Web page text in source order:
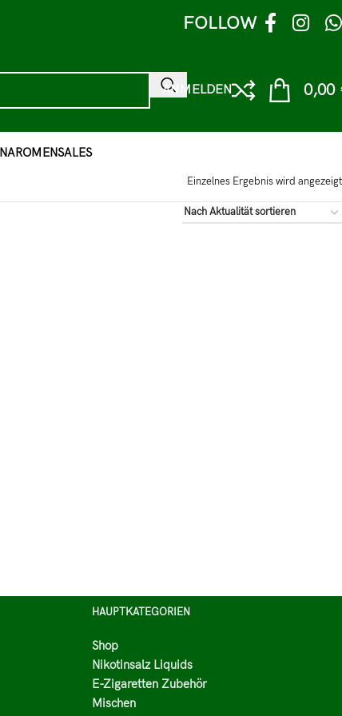
FOLLOW
ANMELDEN 0,00
AROMENSALES
Einzelnes Ergebnis wird angezeigt
HAUPTKATEGORIEN
Shop
Nikotinsalz Liquids
E-Zigaretten Zubehör
Mischen